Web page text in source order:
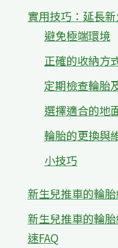
實用技巧：延長
避免極端環境
正確的收納方
定期檢查輪胎
選擇適合的地
輪胎的更換與
小技巧
新生兒推車的輪
新生兒推車的輪
速FAQ